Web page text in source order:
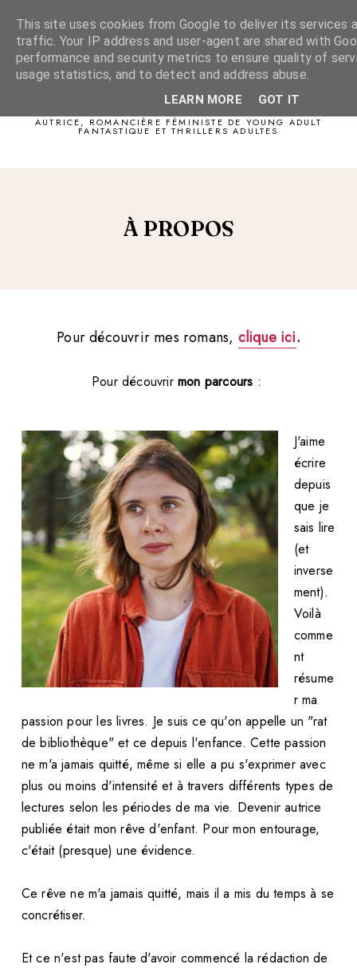
Sophie Gliocas
AUTRICE, ROMANCIÈRE FÉMINISTE DE YOUNG ADULT
FANTASTIQUE ET THRILLERS ADULTES
À PROPOS
Pour découvrir mes romans, clique ici.
Pour découvrir mon parcours :
J'aime
écrire
depuis
que je
sais lire
(et
inverse
ment).
Voilà
comme
nt
résume
r ma
passion pour les livres. Je suis ce qu'on appelle un "rat
de bibliothèque" et ce depuis l'enfance. Cette passion
ne m'a jamais quitté, même si elle a pu s'exprimer avec
plus ou moins d'intensité et à travers différents types de
lectures selon les périodes de ma vie. Devenir autrice
publiée était mon rêve d'enfant. Pour mon entourage,
c'était (presque) une évidence.
Ce rêve ne m'a jamais quitté, mais il a mis du temps à se
concrétiser.
Et ce n'est pas faute d'avoir commencé la rédaction de
This site uses cookies from Google to deliver its services
traffic. Your IP address and user-agent are shared with
performance and security metrics to ensure quality of
usage statistics, and to detect and address abuse.
LEARN MORE GOT IT